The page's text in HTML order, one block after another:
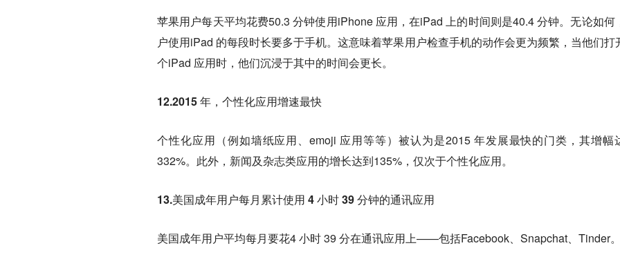
苹果用户每天平均花费50.3 分钟使用iPhone 应用，在iPad 上的时间则是40.4 分钟。无论如何
户使用iPad 的每段时长要多于手机。这意味着苹果用户检查手机的动作会更为频繁，当他们打
个iPad 应用时，他们沉浸于其中的时间会更长。
12.2015 年，个性化应用增速最快
个性化应用（例如墙纸应用、emoji 应用等等）被认为是2015 年发展最快的门类，其增幅
332%。此外，新闻及杂志类应用的增长达到135%，仅次于个性化应用。
13.美国成年用户每月累计使用 4 小时 39 分钟的通讯应用
美国成年用户平均每月要花4 小时 39 分在通讯应用上——包括Facebook、Snapchat、Tinder。